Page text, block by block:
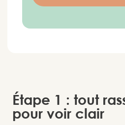
Étape 1 : tout
pour voir clair